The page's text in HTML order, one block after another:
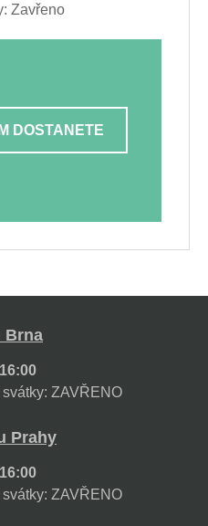
Zavřeno
DOSTANETE
Brna
ZAVŘENO
Prahy
ZAVŘENO